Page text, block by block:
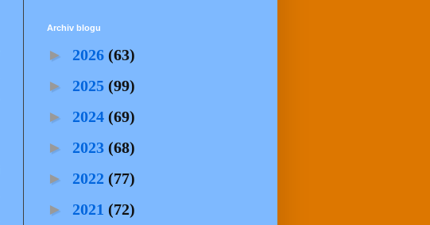
Archiv blogu
► 2026 (63)
► 2025 (99)
► 2024 (69)
► 2023 (68)
► 2022 (77)
► 2021 (72)